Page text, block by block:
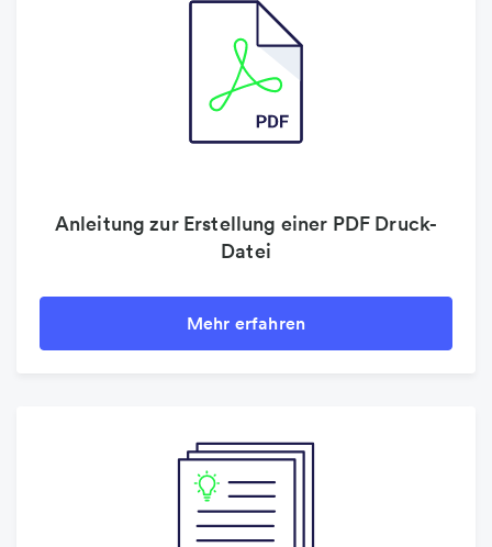
Anleitung zur Erstellung einer PDF Druck-
Datei
Mehr erfahren